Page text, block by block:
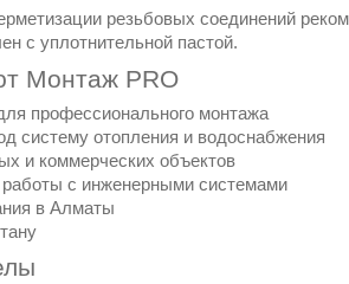
резьбовых соединений
с уплотнительной пастой.
Монтаж PRO
профессионального монтажа
систему отопления и водоснабжения
и коммерческих объектов
работы с инженерными системами
в Алматы